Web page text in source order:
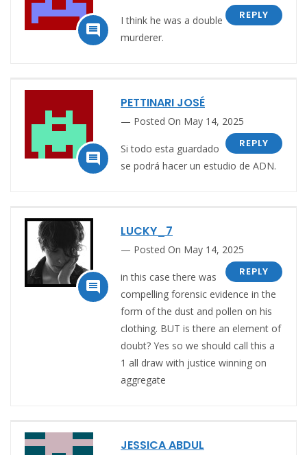

REPLY
I think he was a double
murderer.

PETTINARI JOSÉ
Posted On May 14, 2025
REPLY
Si todo esta guardado
se podrá hacer un estudio de ADN.

LUCKY_7
Posted On May 14, 2025
REPLY
in this case there was
compelling forensic evidence in the
form of the dust and pollen on his
clothing. BUT is there an element of
doubt? Yes so we should call this a
1 all draw with justice winning on
aggregate
JESSICA ABDUL